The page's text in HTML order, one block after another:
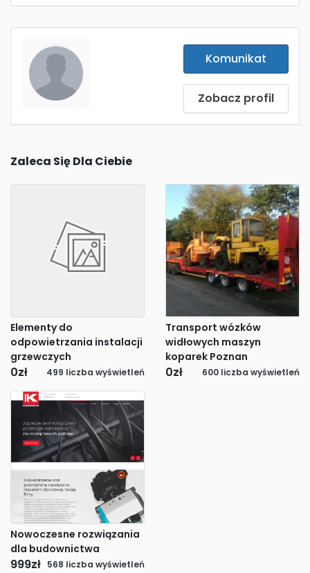
Komunikat
Zobacz profil
Zaleca Się Dla Ciebie
Elementy do
odpowietrzania instalacji
grzewczych
0zł 499 liczba wyświetleń
Transport wózków
widłowych maszyn
koparek Poznan
0zł 600 liczba wyświetleń
Nowoczesne rozwiązania
dla budownictwa
999zł 568 liczba wyświetleń